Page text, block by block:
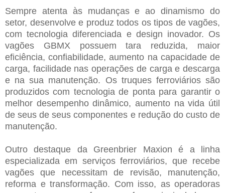
Sempre atenta às mudanças e ao dinamismo do
setor, desenvolve e produz todos os tipos de vagões,
com tecnologia diferenciada e design inovador. Os
vagões GBMX possuem tara reduzida, maior
eficiência, confiabilidade, aumento na capacidade de
carga, facilidade nas operações de carga e descarga
e na sua manutenção. Os truques ferroviários são
produzidos com tecnologia de ponta para garantir o
melhor desempenho dinâmico, aumento na vida útil
de seus de seus componentes e redução do custo de
manutenção.
Outro destaque da Greenbrier Maxion é a linha
especializada em serviços ferroviários, que recebe
vagões que necessitam de revisão, manutenção,
reforma e transformação. Com isso, as operadoras